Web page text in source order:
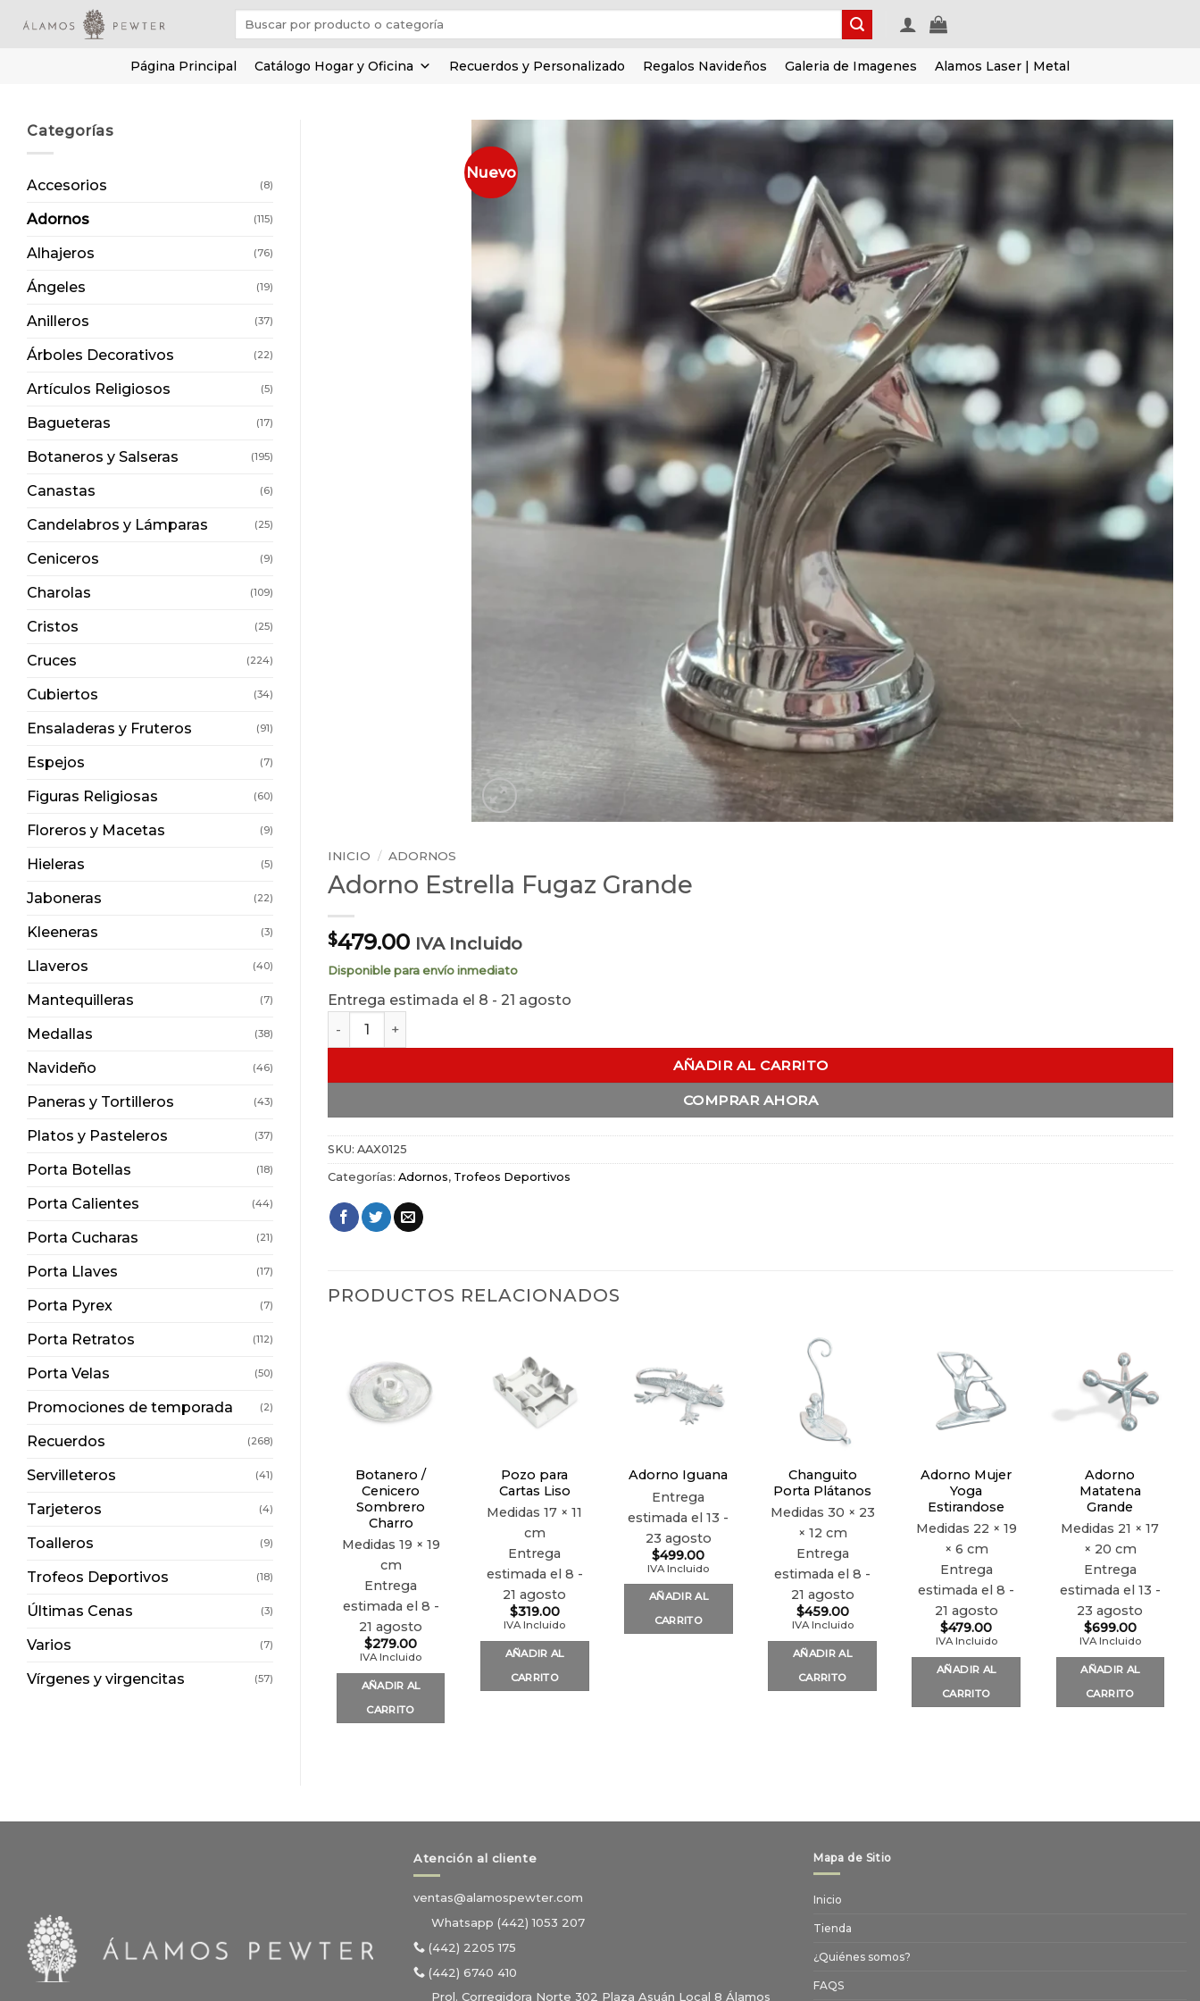
Página Principal Catálogo Hogar y Oficina Recuerdos y Personalizado Regalos Navideños Galeria de Imagenes Alamos Laser | Metal
Categorías
Accesorios (8)
Adornos (115)
Alhajeros (76)
Ángeles (19)
Anilleros (37)
Árboles Decorativos (22)
Artículos Religiosos (5)
Bagueteras (17)
Botaneros y Salseras (195)
Canastas (6)
Candelabros y Lámparas (25)
Ceniceros (9)
Charolas (109)
Cristos (25)
Cruces (224)
Cubiertos (34)
Ensaladeras y Fruteros (91)
Espejos (7)
Figuras Religiosas (60)
Floreros y Macetas (9)
Hieleras (5)
Jaboneras (22)
Kleeneras (3)
Llaveros (40)
Mantequilleras (7)
Medallas (38)
Navideño (46)
Paneras y Tortilleros (43)
Platos y Pasteleros (37)
Porta Botellas (18)
Porta Calientes (44)
Porta Cucharas (21)
Porta Llaves (17)
Porta Pyrex (7)
Porta Retratos (112)
Porta Velas (50)
Promociones de temporada (2)
Recuerdos (268)
Servilleteros (41)
Tarjeteros (4)
Toalleros (9)
Trofeos Deportivos (18)
Últimas Cenas (3)
Varios (7)
Vírgenes y virgencitas (57)
Nuevo
lista de
deseos
INICIO / ADORNOS
Adorno Estrella Fugaz Grande
$479.00 IVA Incluido
Disponible para envío inmediato
Entrega estimada el 8 - 21 agosto
Adorno Estrella Fugaz Grande cantidad
AÑADIR AL CARRITO
COMPRAR AHORA
SKU: AAX0125
Categorías: Adornos, Trofeos Deportivos
PRODUCTOS RELACIONADOS
Añadir
a la
lista de
deseos
Botanero /
Cenicero
Sombrero
Charro
Medidas 19 × 19
cm
Entrega
estimada el 8 -
21 agosto
$279.00
IVA Incluido
AÑADIR AL
CARRITO
Añadir
a la
lista de
deseos
Pozo para
Cartas Liso
Medidas17 × 11
cm
Entrega
estimada el 8 -
21 agosto
$319.00
IVA Incluido
AÑADIR AL
CARRITO
a la
lista de
deseos
Adorno Iguana
Entrega
estimada el 13 -
23 agosto
$499.00
IVA Incluido
AÑADIR AL
CARRITO
Changuito
Porta Plátanos
Medidas 30 × 23
× 12 cm
Entrega
estimada el 8 -
21 agosto
$459.00
IVA Incluido
AÑADIR AL
CARRITO
Añadir
a la
lista de
deseos
Adorno Mujer
Yoga
Estirandose
Medidas 22 × 19
× 6 cm
Entrega
estimada el 8 -
21 agosto
$479.00
IVA Incluido
AÑADIR AL
CARRITO
Añadir
a la
lista de
deseos
Adorno
Matatena
Grande
Medidas 21 × 17
× 20 cm
Entrega
estimada el 13 -
23 agosto
$699.00
IVA Incluido
AÑADIR AL
CARRITO
Atención al cliente
ventas@alamospewter.com
Whatsapp (442) 1053 207
(442) 2205 175
(442) 6740 410
Prol. Corregidora Norte 302 Plaza Asuán Local 8 Álamos
Mapa de Sitio
Inicio
Tienda
¿Quiénes somos?
FAQS